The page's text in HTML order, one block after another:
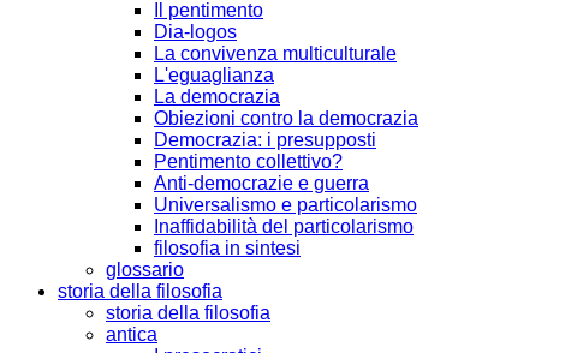
Il pentimento
Dia-logos
La convivenza multiculturale
L'eguaglianza
La democrazia
Obiezioni contro la democrazia
Democrazia: i presupposti
Pentimento collettivo?
Anti-democrazie e guerra
Universalismo e particolarismo
Inaffidabilità del particolarismo
filosofia in sintesi
glossario
storia della filosofia
storia della filosofia
antica